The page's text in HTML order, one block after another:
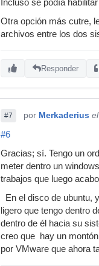
Incluso se podía
Otra opción más cutre,
archivos entre los dos
Responder
#7 por Merkaderius
#6
Gracias; sí. Tengo un
meter dentro un
trabajos que luego
En el disco de
ligero que tengo dentro
dentro de él hacia su
creo que hay un
por VMware que ahora